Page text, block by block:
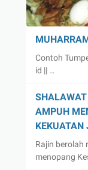
Contoh
id || …
AMPUH
KEKUATAN
Rajin berolah
menopang